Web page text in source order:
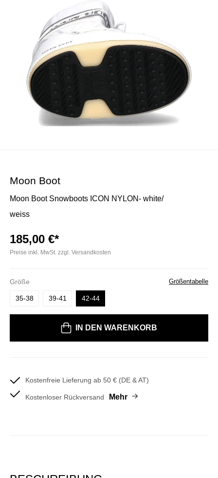
Moon Boot
Moon Boot Snowboots ICON NYLON- white/
weiss
185,00 €*
Preise inkl. MwSt. zzgl. Versandkosten
Größe Größentabelle
35-38 39-41 42-44
IN DEN WARENKORB
Kostenfreie Lieferung ab 50 € (DE & AT)
Kostenloser Rückversand Mehr